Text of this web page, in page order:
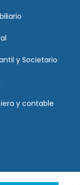
y Societario
y contable